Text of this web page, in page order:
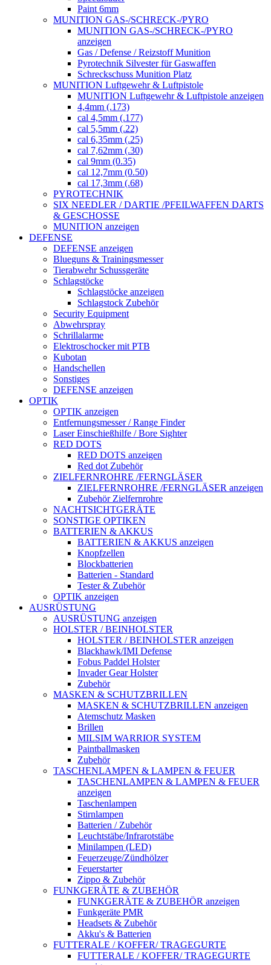
Paint 6mm
MUNITION GAS-/SCHRECK-/PYRO
MUNITION GAS-/SCHRECK-/PYRO
anzeigen
Gas / Defense / Reizstoff Munition
Pyrotechnik Silvester für Gaswaffen
Schreckschuss Munition Platz
MUNITION Luftgewehr & Luftpistole
MUNITION Luftgewehr & Luftpistole anzeigen
4,4mm (.173)
cal 4,5mm (.177)
cal 5,5mm (.22)
cal 6,35mm (.25)
cal 7,62mm (.30)
cal 9mm (0.35)
cal 12,7mm (0.50)
cal 17,3mm (.68)
PYROTECHNIK
SIX NEEDLER / DARTIE /PFEILWAFFEN DARTS
& GESCHOSSE
MUNITION anzeigen
DEFENSE
DEFENSE anzeigen
Blueguns & Trainingsmesser
Tierabwehr Schussgeräte
Schlagstöcke
Schlagstöcke anzeigen
Schlagstock Zubehör
Security Equipment
Abwehrspray
Schrillalarme
Elektroschocker mit PTB
Kubotan
Handschellen
Sonstiges
DEFENSE anzeigen
OPTIK
OPTIK anzeigen
Entfernungsmesser / Range Finder
Laser Einschießhilfe / Bore Sighter
RED DOTS
RED DOTS anzeigen
Red dot Zubehör
ZIELFERNROHRE /FERNGLÄSER
ZIELFERNROHRE /FERNGLÄSER anzeigen
Zubehör Zielfernrohre
NACHTSICHTGERÄTE
SONSTIGE OPTIKEN
BATTERIEN & AKKUS
BATTERIEN & AKKUS anzeigen
Knopfzellen
Blockbatterien
Batterien - Standard
Tester & Zubehör
OPTIK anzeigen
AUSRÜSTUNG
AUSRÜSTUNG anzeigen
HOLSTER / BEINHOLSTER
HOLSTER / BEINHOLSTER anzeigen
Blackhawk/IMI Defense
Fobus Paddel Holster
Invader Gear Holster
Zubehör
MASKEN & SCHUTZBRILLEN
MASKEN & SCHUTZBRILLEN anzeigen
Atemschutz Masken
Brillen
MILSIM WARRIOR SYSTEM
Paintballmasken
Zubehör
TASCHENLAMPEN & LAMPEN & FEUER
TASCHENLAMPEN & LAMPEN & FEUER
anzeigen
Taschenlampen
Stirnlampen
Batterien / Zubehör
Leuchtstäbe/Infrarotstäbe
Minilampen (LED)
Feuerzeuge/Zündhölzer
Feuerstarter
Zippo & Zubehör
FUNKGERÄTE & ZUBEHÖR
FUNKGERÄTE & ZUBEHÖR anzeigen
Funkgeräte PMR
Headsets & Zubehör
Akku's & Batterien
FUTTERALE / KOFFER/ TRAGEGURTE
FUTTERALE / KOFFER/ TRAGEGURTE